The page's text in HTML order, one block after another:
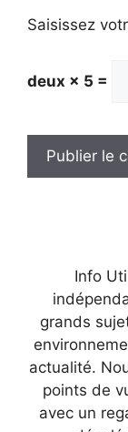
Saisissez
deux × 5 =
Info
grands
actualité.
points de
avec un